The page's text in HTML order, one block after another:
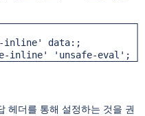
data:;
inline' 'unsafe-eval';
헤더를 통해 설정하는 것을 권